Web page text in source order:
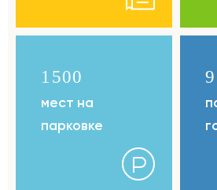
1500
мест на
парковке